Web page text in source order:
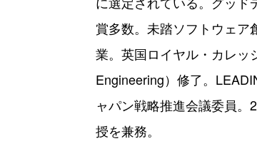
賞多数。未踏ソフトウェ
業。英国ロイヤル・カレッ
Engineering）修了。
ャパン戦略推進会議委員
授を兼務。